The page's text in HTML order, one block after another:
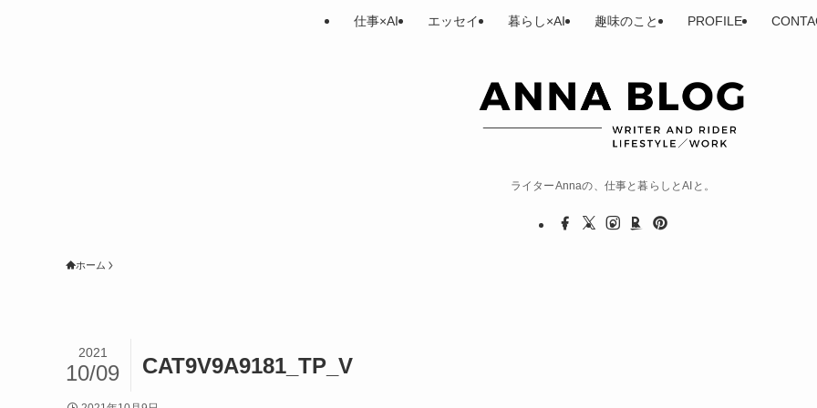
ライターAnnaの、仕事と暮らしとAIと。
仕事×AI エッセイ 暮らし×AI 趣味のこと PROFILE
ホーム
CAT9V9A9181_TP_V
2021
10/09